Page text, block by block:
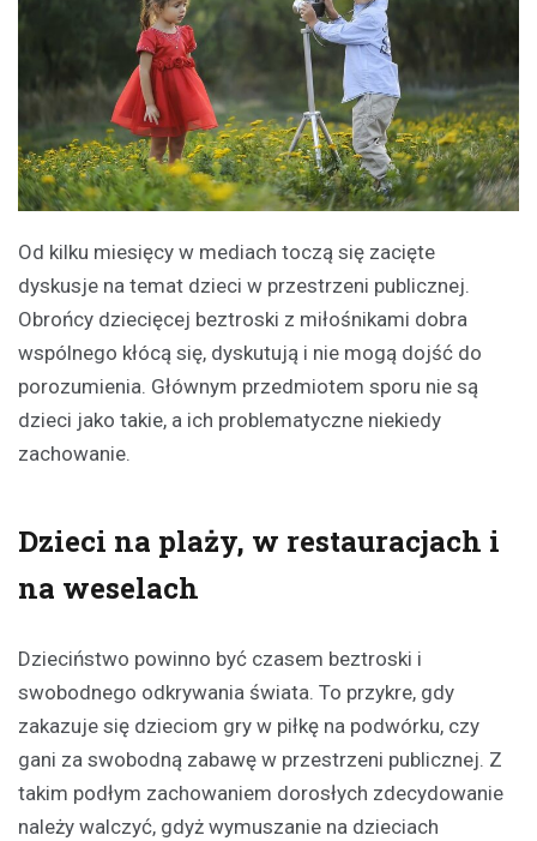
Od kilku miesięcy w mediach toczą się zacięte
dyskusje na temat dzieci w przestrzeni publicznej.
Obrońcy dziecięcej beztroski z miłośnikami dobra
wspólnego kłócą się, dyskutują i nie mogą dojść do
porozumienia. Głównym przedmiotem sporu nie są
dzieci jako takie, a ich problematyczne niekiedy
zachowanie.
Dzieci na plaży, w restauracjach i
na weselach
Dzieciństwo powinno być czasem beztroski i
swobodnego odkrywania świata. To przykre, gdy
zakazuje się dzieciom gry w piłkę na podwórku, czy
gani za swobodną zabawę w przestrzeni publicznej. Z
takim podłym zachowaniem dorosłych zdecydowanie
należy walczyć, gdyż wymuszanie na dzieciach